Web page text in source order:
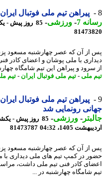
پیراهن تیم ملی فوتبال ایران
7
-ورزشی-85 روز پیش - یکشنبه 27 اردیبهشت 1405، 05:15
آن که عصر چهارشنبه مسعود
با ملی پوشان و اعضای کادر فنی
و پیراهن این تیم شامگاه چهارشنبه
ملی -تیم ملی فوتبال ایران - تیم ملی
پیراهن تیم ملی فوتبال ایران
رونمایی شد
-ورزشی-
85
1405، 04:32
81473787
آن که عصر چهارشنبه مسعود
در کمپ تیم های ملی دیداری با ملی
کادر فنی تیم ملی داشت، مراسم
شامگاه چهارشنبه در ...